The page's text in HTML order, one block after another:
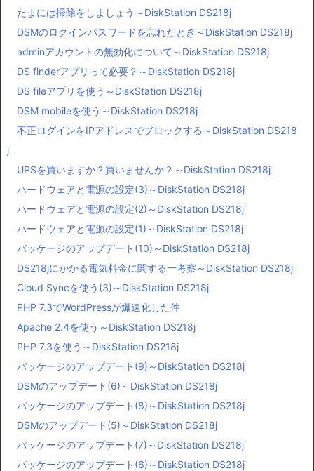
たまには掃除をしましょう～DiskStation DS218j
DSMのログインパスワードを忘れたとき～DiskStation DS218j
adminアカウントの無効化について～DiskStation DS218j
DS finderアプリって必要？～DiskStation DS218j
DS fileアプリを使う～DiskStation DS218j
DSM mobileを使う～DiskStation DS218j
不正ログインをIPアドレスでブロックする～DiskStation DS218
j
UPSを買いますか？買いませんか？～DiskStation DS218j
ハードウェアと電源の設定(3)～DiskStation DS218j
ハードウェアと電源の設定(2)～DiskStation DS218j
ハードウェアと電源の設定(1)～DiskStation DS218j
パッケージのアップデート(10)～DiskStation DS218j
DS218jにかかる電気料金に関する一考察～DiskStation DS218j
Cloud Syncを使う(3)～DiskStation DS218j
PHP 7.3でWordPressが爆速化した件
Apache 2.4を使う～DiskStation DS218j
PHP 7.3を使う～DiskStation DS218j
パッケージのアップデート(9)～DiskStation DS218j
DSMのアップデート(6)～DiskStation DS218j
パッケージのアップデート(8)～DiskStation DS218j
DSMのアップデート(5)～DiskStation DS218j
パッケージのアップデート(7)～DiskStation DS218j
パッケージのアップデート(6)～DiskStation DS218j